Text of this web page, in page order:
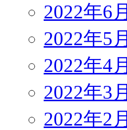
2022年6月
2022年5月
2022年4月
2022年3月
2022年2月